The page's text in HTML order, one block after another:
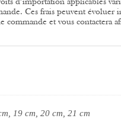
d’importation applicables
Ces frais peuvent évoluer
commande et vous contactera
19 cm, 20 cm, 21 cm